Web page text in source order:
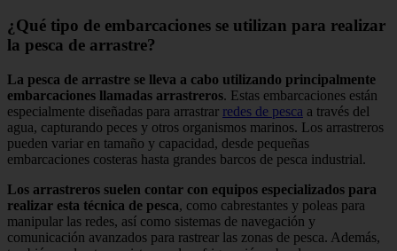
¿Qué tipo de embarcaciones se utilizan para realizar
la pesca de arrastre?
La pesca de arrastre se lleva a cabo utilizando principalmente
embarcaciones llamadas arrastreros. Estas embarcaciones están
especialmente diseñadas para arrastrar redes de pesca a través del
agua, capturando peces y otros organismos marinos. Los arrastreros
pueden variar en tamaño y capacidad, desde pequeñas
embarcaciones costeras hasta grandes barcos de pesca industrial.
Los arrastreros suelen contar con equipos especializados para
realizar esta técnica de pesca, como cabrestantes y poleas para
manipular las redes, así como sistemas de navegación y
comunicación avanzados para rastrear las zonas de pesca. Además,